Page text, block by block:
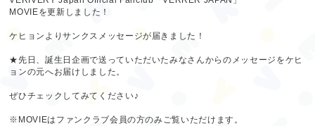
MOVIEを更新しました！
ケヒョンよりサンクスメッセージが届きました！
★先日、誕生日企画で送っていただいたみなさんからのメッセージをケヒ
ョンの元へお届けしました。
ぜひチェックしてみてください♪
※MOVIEはファンクラブ会員の方のみご覧いただけます。